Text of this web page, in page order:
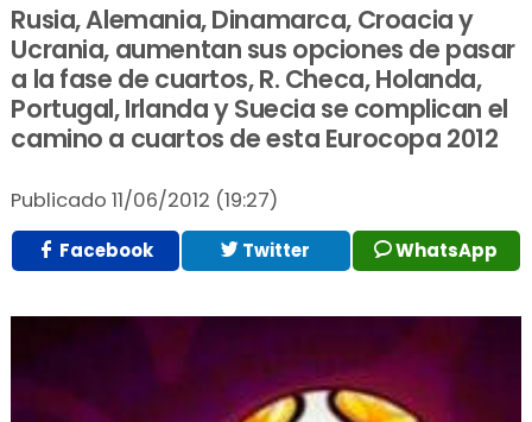
Rusia, Alemania, Dinamarca, Croacia y
Ucrania, aumentan sus opciones de pasar
a la fase de cuartos, R. Checa, Holanda,
Portugal, Irlanda y Suecia se complican el
camino a cuartos de esta Eurocopa 2012
Publicado 11/06/2012 (19:27)
Facebook Twitter WhatsApp